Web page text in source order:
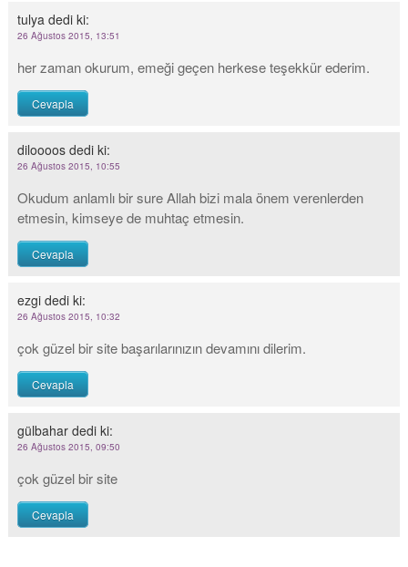
tulya dedi ki:
26 Ağustos 2015, 13:51
her zaman okurum, emeği geçen herkese teşekkür ederim.
Cevapla
diloooos dedi ki:
26 Ağustos 2015, 10:55
Okudum anlamlı bir sure Allah bizi mala önem verenlerden
etmesin, kimseye de muhtaç etmesin.
Cevapla
ezgi dedi ki:
26 Ağustos 2015, 10:32
çok güzel bir site başarılarınızın devamını dilerim.
Cevapla
gülbahar dedi ki:
26 Ağustos 2015, 09:50
çok güzel bir site
Cevapla